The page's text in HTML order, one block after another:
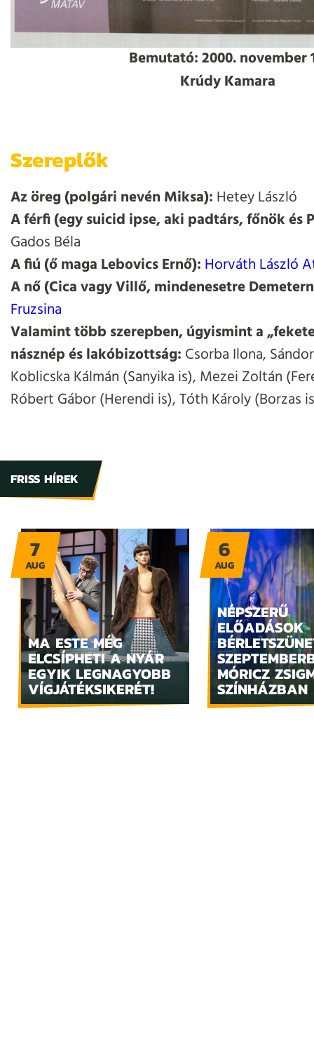
Bemutató: 2000. november
Krúdy Kamara
Szereplők
Az öreg (polgári nevén Miksa): Hetey László
A férfi (egy suicid ipse, aki padtárs, főnök és
Gados Béla
A fiú (ő maga Lebovics Ernő): Horváth László
A nő (Cica vagy Villő, mindenesetre
Fruzsina
Valamint több szerepben, úgyismint a
násznép és lakóbizottság: Csorba Ilona,
Koblicska Kálmán (Sanyika is), Mezei Zoltán
Róbert Gábor (Herendi is), Tóth Károly (Borzas
FRISS HÍREK
MA ESTE MÉG
ELCSÍPHETI A NYÁR
EGYIK LEGNAGYOBB
VÍGJÁTÉKSIKERÉT!
7
AUG
NÉPSZERŰ
ELŐADÁSOK
MÓRICZ
SZÍNHÁZBAN
6
AUG